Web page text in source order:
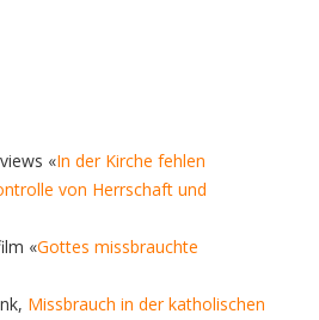
«In der Kirche fehlen
von Herrschaft und
«Gottes missbrauchte
Missbrauch in der katholischen